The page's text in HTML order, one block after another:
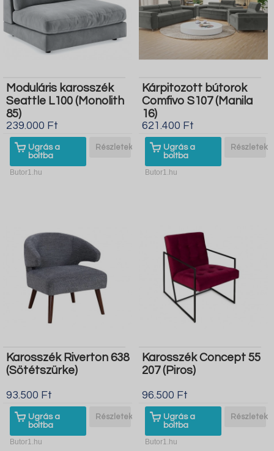
Moduláris karosszék
Seattle L100 (Monolith
85)
239.000 Ft
Ugrás a
boltba
Részletek
Butor1.hu
Kárpitozott bútorok
Comfivo S107 (Manila
16)
621.400 Ft
Ugrás a
boltba
Részletek
Butor1.hu
Karosszék Riverton 638
(Sötétszürke)
93.500 Ft
Ugrás a
boltba
Részletek
Butor1.hu
Karosszék Concept 55
207 (Piros)
96.500 Ft
Ugrás a
boltba
Részletek
Butor1.hu